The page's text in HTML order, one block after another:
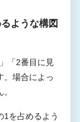
ような構図
「2番目に見
。場合によっ
1を占めるよう